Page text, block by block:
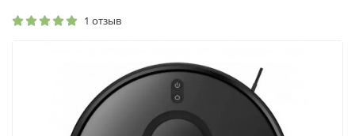
1 отзыв